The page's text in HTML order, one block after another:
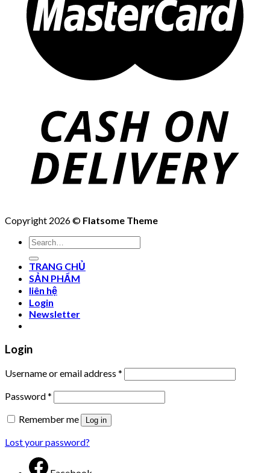
Copyright 2026 © Flatsome Theme
Search
for:
TRANG CHỦ
SẢN PHẨM
liên hệ
Login
Newsletter
Login
Username or email address *
Password*
Remember me
Log in
Lost your password?